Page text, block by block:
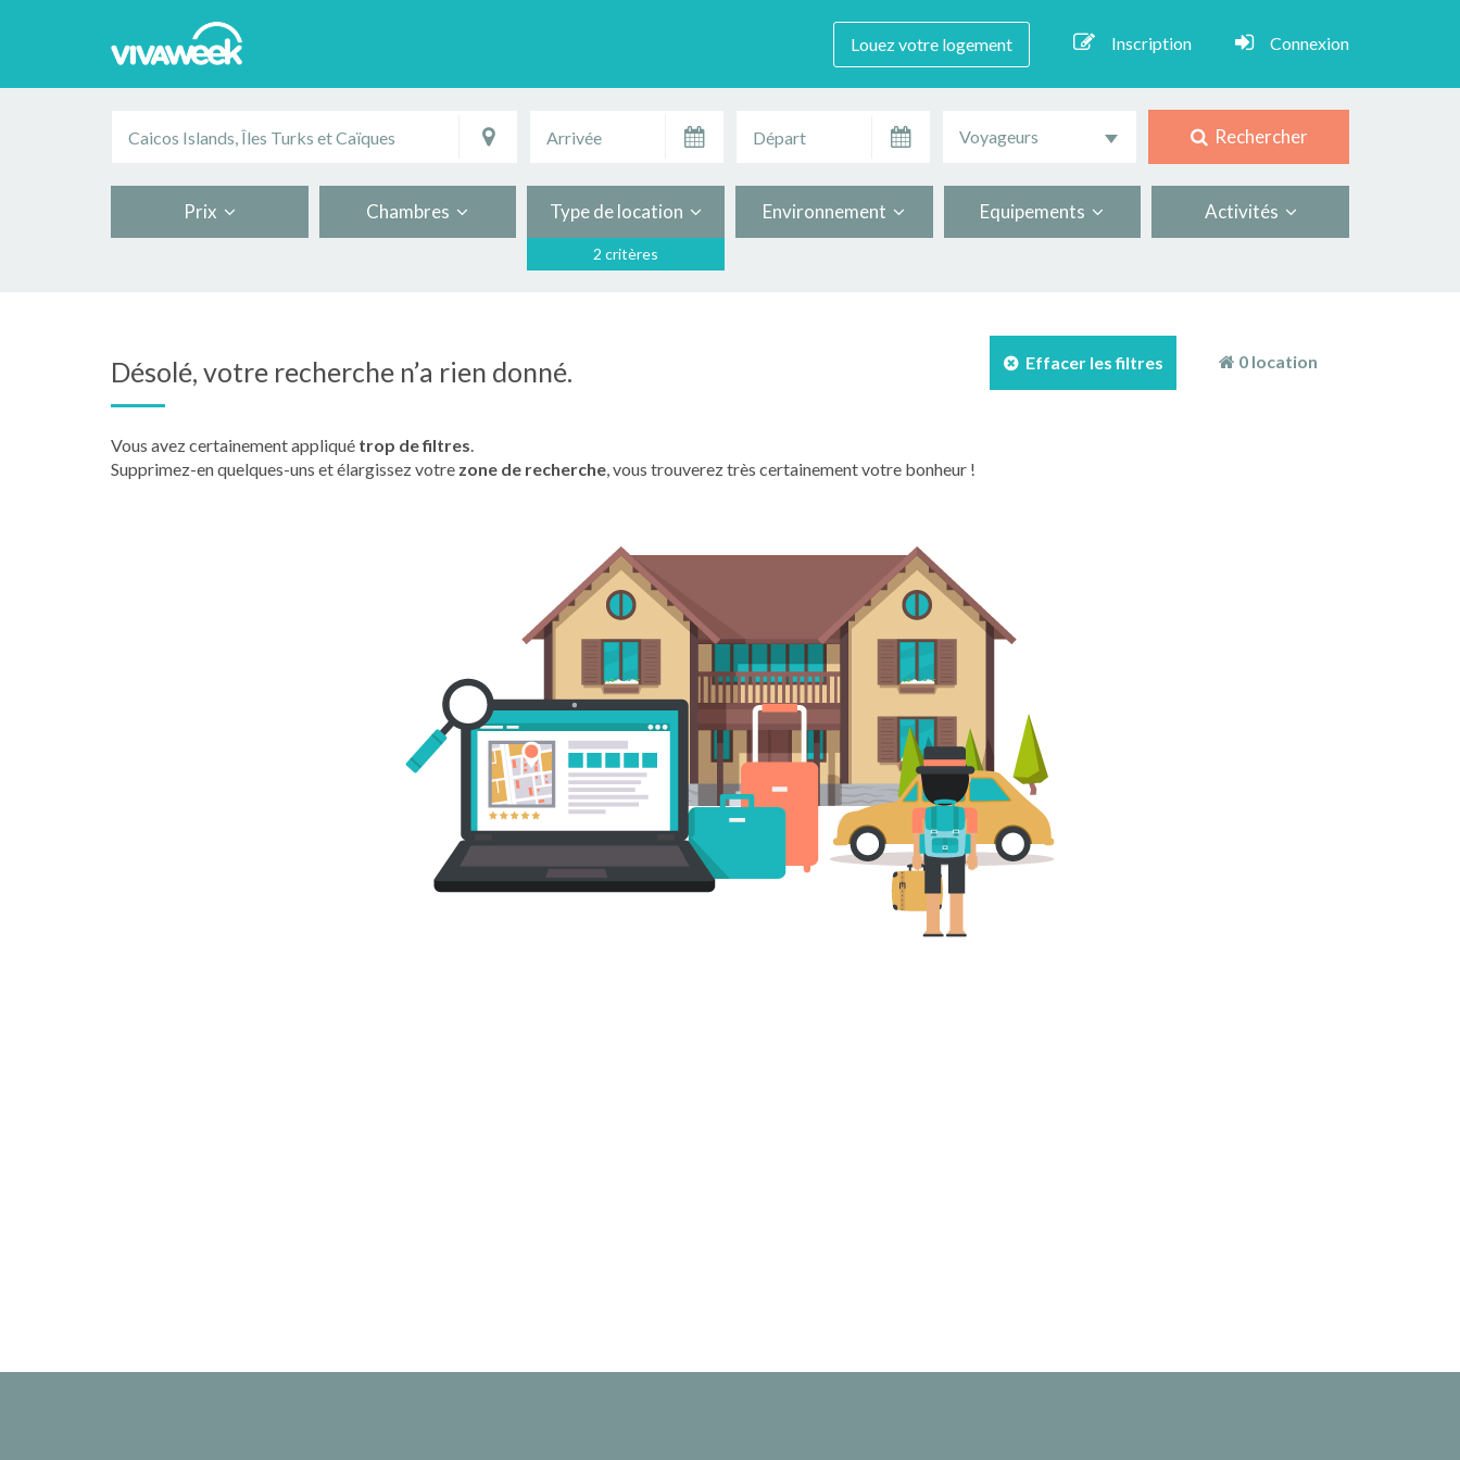
Louez votre logement Inscription Connexion
Voyageurs Rechercher
Prix Chambres Type de location
2 critères
Environnement Equipements Activités
Désolé, votre recherche n’a rien donné. Effacer les filtres 0 location
Vous avez certainement appliqué trop de filtres.
Supprimez-en quelques-uns et élargissez votre zone de recherche, vous trouverez très certainement votre bonheur !